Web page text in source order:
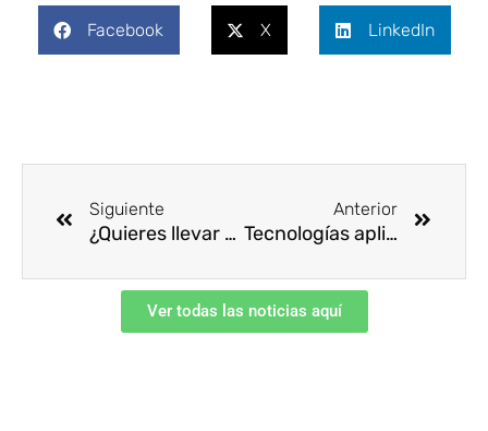
Facebook X LinkedIn
Siguiente
¿Quieres llevar tu voz y tu liderazgo a otro nivel?
Anterior
Tecnologías aplicadas, conocimiento interdisciplinario y liderazgo inspirador: el 57 Congreso de SSTA arrancó con paso firme
Ver todas las noticias aquí